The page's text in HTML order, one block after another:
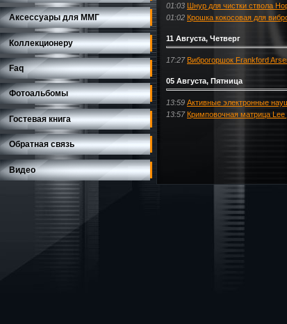
Аксессуары для ММГ
Коллекционеру
Faq
Фотоальбомы
Гостевая книга
Обратная связь
Видео
01:03 Шнур для чистки ствола
01:02 Крошка кокосовая для
11 Августа, Четверг
17:27 Виброгоршок Frankford
05 Августа, Пятница
13:59 Активные электронные
13:57 Кримповочная матрица